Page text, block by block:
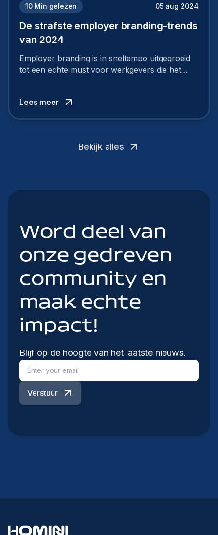
10 Min gelezen 05 aug 2024
De strafste employer branding-trends
van 2024
Employer branding is in sneltempo uitgegroeid
tot een echte must voor werkgevers die het
Lees meer
Bekijk alles
Word deel van
onze gedreven
community en
maak echte
impact!
Blijf op de hoogte van het laatste nieuws.
Verstuur